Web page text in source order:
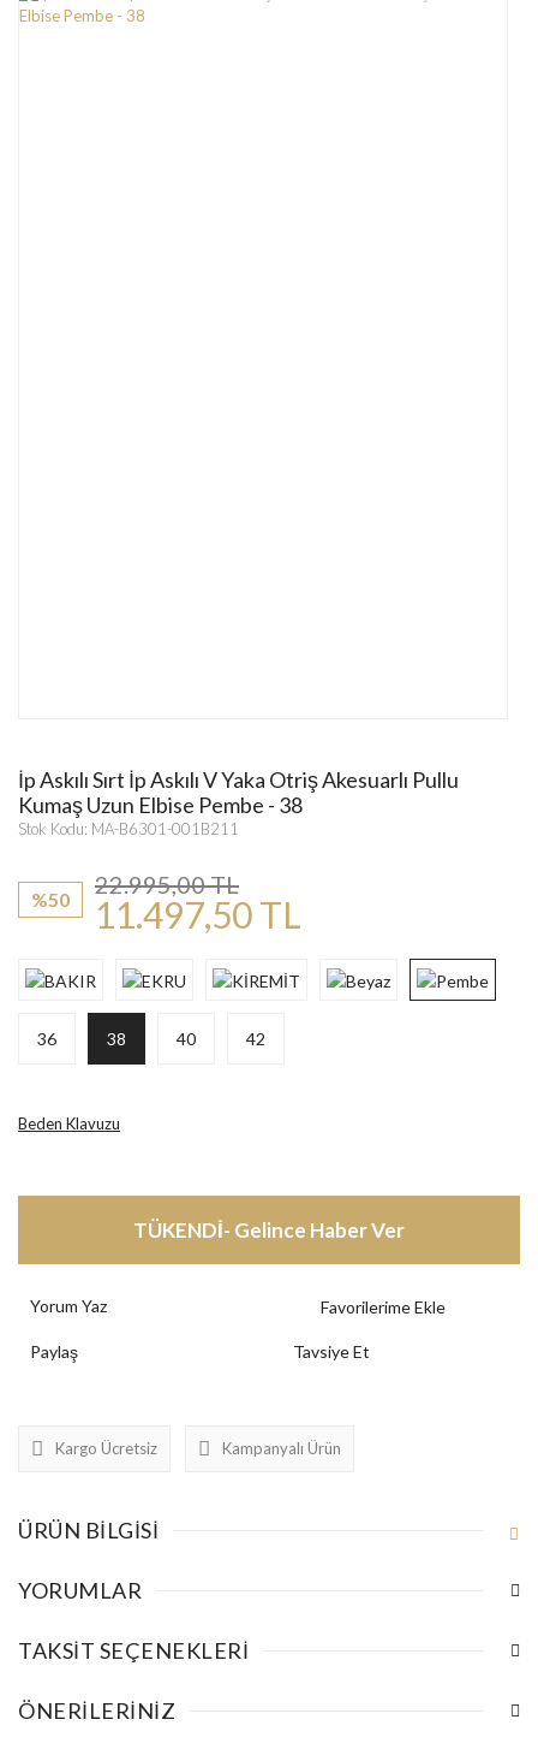
İp Askılı Sırt İp Askılı V Yaka Otriş Akesuarlı Pullu
Kumaş Uzun Elbise Pembe - 38
Stok Kodu: MA-B6301-001B211
%50
22.995,00 TL
11.497,50 TL
36 38 40 42
Beden Klavuzu
TÜKENDİ- Gelince Haber Ver
Yorum Yaz
Paylaş Tavsiye Et
Kargo Ücretsiz Kampanyalı Ürün
ÜRÜN BILGISI
YORUMLAR
TAKSIT SEÇENEKLERI
ÖNERILERINIZ